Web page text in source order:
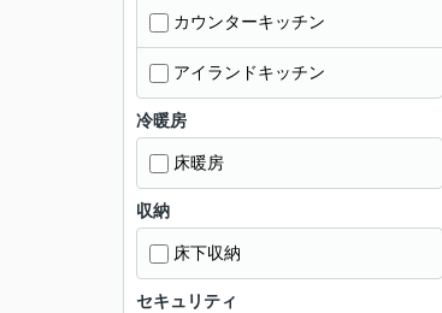
カウンターキッチン
アイランドキッチン
冷暖房
床暖房
収納
床下収納
セキュリティ